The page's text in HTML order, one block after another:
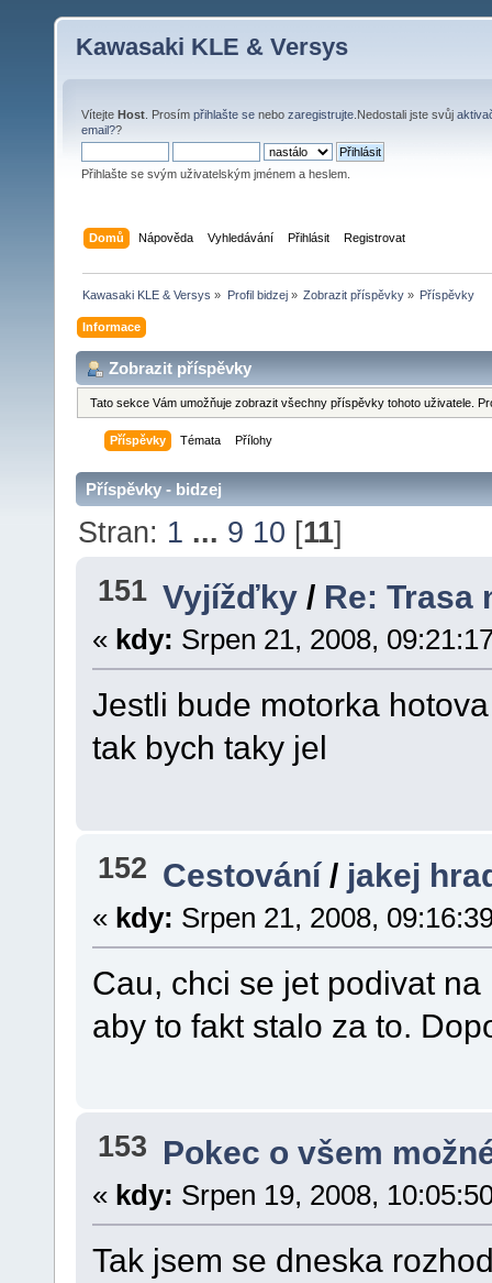
Kawasaki KLE & Versys
Vítejte Host . Prosím přihlašte se nebo zaregistrujte .Nedostali jste svůj
email??
Přihlašte se svým uživatelským jménem a heslem.
Domů Nápověda Vyhledávání Přihlásit Registrovat
Kawasaki KLE & Versys » Profil bidzej» Zobrazit příspěvky» Příspěvky
Informace
Zobrazit příspěvky
Tato sekce Vám umožňuje zobrazit všechny příspěvky tohoto uživatele.
Příspěvky Témata Přílohy
Příspěvky - bidzej
Stran: 1 ... 9 10 [11]
151 Vyjížďky / Re: Trasa
« kdy: Srpen 21, 2008,
Jestli bude motorka
tak bych taky jel
152 Cestování/ jakej
« kdy: Srpen 21, 2008,
Cau, chci se jet podivat
aby to fakt stalo za to.
153 Pokec o všem
« kdy: Srpen 19, 2008,
Tak jsem se dneska